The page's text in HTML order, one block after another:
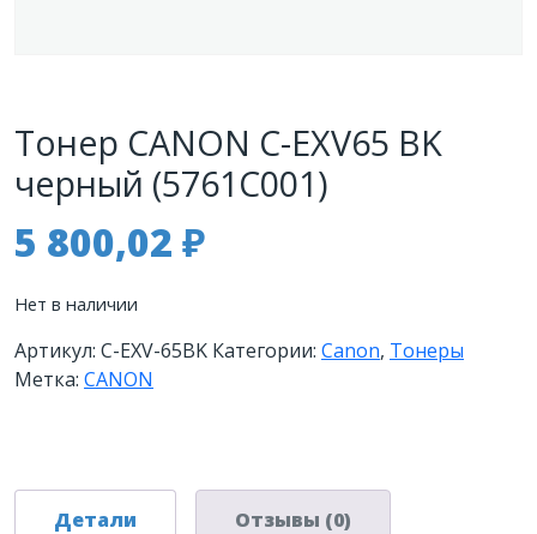
Тонер CANON C-EXV65 BK
черный (5761C001)
5 800,02 ₽
Нет в наличии
Артикул: C-EXV-65BK Категории: Canon, Тонеры
Метка: CANON
Детали Отзывы (0)